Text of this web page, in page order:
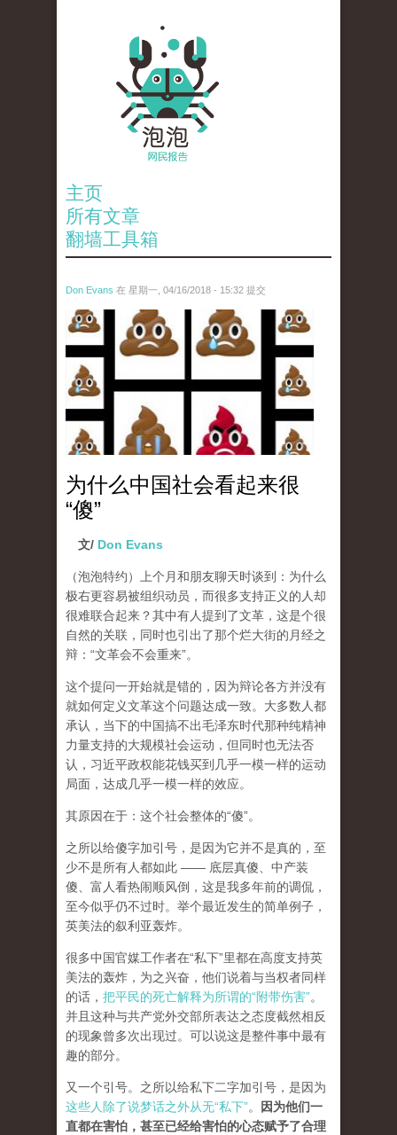
主页
所有文章
翻墙工具箱
Don Evans 在 星期一, 04/16/2018 - 15:32 提交
wechatimg1053.jpeg
为什么中国社会看起来很
“傻”
文/ Don Evans
（泡泡特约）
上个月和朋友聊天时谈到：为什么
极右更容易被组织动员，而很多支持正义的人却
很难联合起来？其中有人提到了文革，这是个很
自然的关联，同时也引出了那个烂大街的月经之
辩：“文革会不会重来”。
这个提问一开始就是错的，因为辩论各方并没有
就如何定义文革这个问题达成一致。大多数人都
承认，当下的中国搞不出毛泽东时代那种纯精神
力量支持的大规模社会运动，但同时也无法否
认，习近平政权能花钱买到几乎一模一样的运动
局面，达成几乎一模一样的效应。
其原因在于：这个社会整体的“傻”。
之所以给傻字加引号，是因为它并不是真的，至
少不是所有人都如此 —— 底层真傻、中产装
傻、富人看热闹顺风倒，这是我多年前的调侃，
至今似乎仍不过时。举个最近发生的简单例子，
英美法的叙利亚轰炸。
很多中国官媒工作者在“私下”里都在高度支持英
美法的轰炸，为之兴奋，他们说着与当权者同样
的话， 把平民的死亡解释为所谓的“附带伤害”。
并且这种与共产党外交部所表达之态度截然相反
的现象曾多次出现过。可以说这是整件事中最有
趣的部分。
又一个引号。之所以给私下二字加引号，是因为
这些人除了说梦话之外从无“私下”。
因为他们一
直都在害怕，甚至已经给害怕的心态赋予了合理